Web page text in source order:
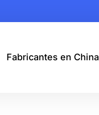
Fabricantes en China